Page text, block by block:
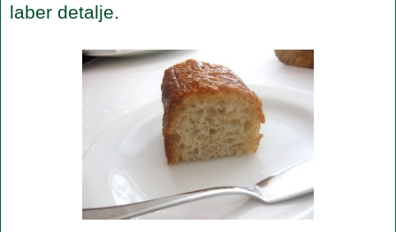
laber detalje.